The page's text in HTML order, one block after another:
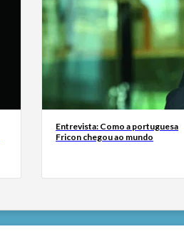
Entrevista: Como a portuguesa
Fricon chegou ao mundo